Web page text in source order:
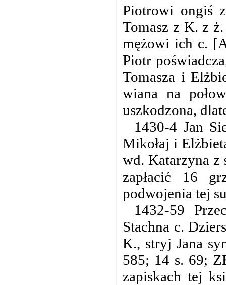
Piotrowi ongiś
Tomasz z K. z
mężowi ich c.
Piotr
Tomasza i
wiana na
uszkodzona,
1430-4 Jan
Mikołaj i
wd. Katarzyna z
zapłacić 16
podwojenia tej
1432-59
Stachna c.
K., stryj Jana
585; 14 s. 69;
zapiskach tej